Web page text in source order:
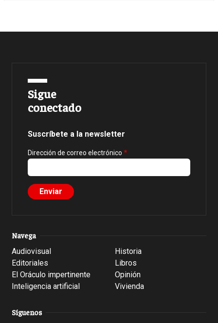
Sigue
conectado
Suscríbete a la newsletter
Dirección de correo electrónico
Navega
Audiovisual
Editoriales
El Oráculo impertinente
Inteligencia artificial
Historia
Libros
Opinión
Vivienda
Síguenos